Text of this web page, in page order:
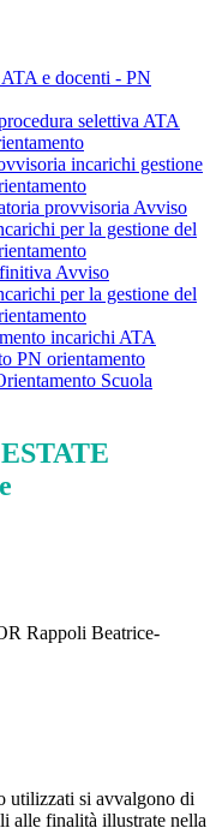
e docenti - PN
selettiva ATA
incarichi gestione
provvisoria Avviso
per la gestione del
Avviso
per la gestione del
incarichi ATA
PN orientamento
Scuola
Rappoli Beatrice-
utilizzati si avvalgono di
alle finalità illustrate nella